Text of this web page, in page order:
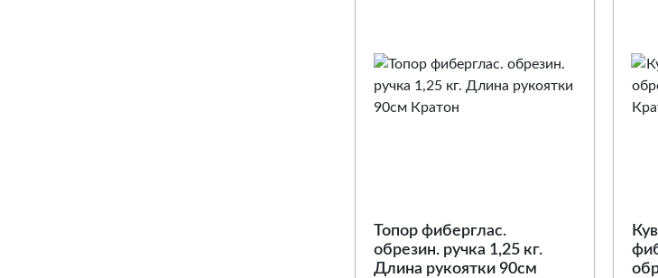
Топор фиберглас.
обрезин. ручка 1,25 кг.
Длина рукоятки 90см